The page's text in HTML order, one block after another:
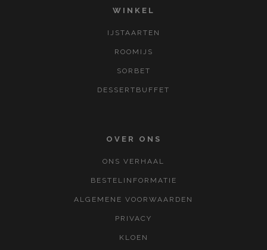
WINKEL
IJSTAARTEN
ROOMIJS
SORBET
DESSERTBUFFET
OVER ONS
ONS VERHAAL
BESTELINFORMATIE
ALGEMENE VOORWAARDEN
PRIVACY
KLOEN